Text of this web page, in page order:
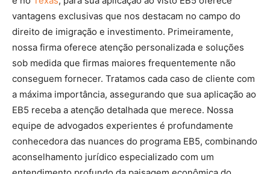
vantagens exclusivas que nos destacam no campo do
direito de imigração e investimento. Primeiramente,
nossa firma oferece atenção personalizada e soluções
sob medida que firmas maiores frequentemente não
conseguem fornecer. Tratamos cada caso de cliente com
a máxima importância, assegurando que sua aplicação ao
EB5 receba a atenção detalhada que merece. Nossa
equipe de advogados experientes é profundamente
conhecedora das nuances do programa EB5, combinando
aconselhamento jurídico especializado com um